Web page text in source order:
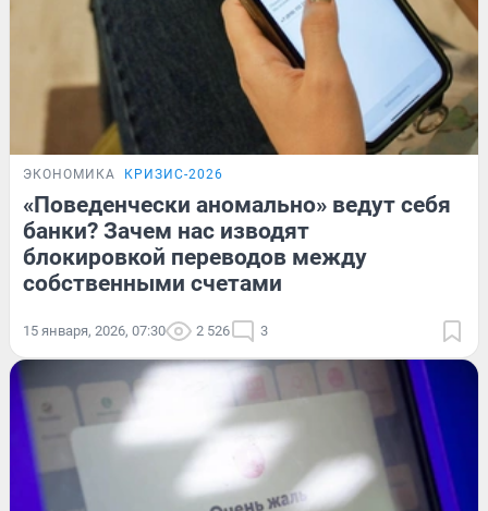
ЭКОНОМИКА КРИЗИС-2026
«Поведенчески аномально» ведут себя
банки? Зачем нас изводят
блокировкой переводов между
собственными счетами
15 января, 2026, 07:30 2 526 3